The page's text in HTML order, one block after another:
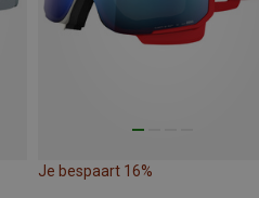
Je bespaart 16%